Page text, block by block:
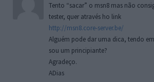
Tento “sacar” o msn8 mas não
tester, quer através ho link
http://msn8.core-server.be/
Alguém pode dar uma dica, tendo
sou um principiante?
Agradeço.
ADias